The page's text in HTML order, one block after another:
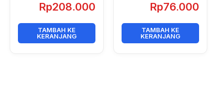
Menjawab
Digitalisasi
Rp208.000
TAMBAH KE
KERANJANG
Rp76.000
TAMBAH KE
KERANJANG